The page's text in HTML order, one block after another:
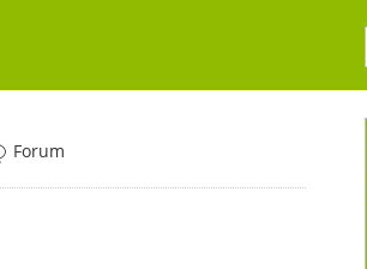
Forum